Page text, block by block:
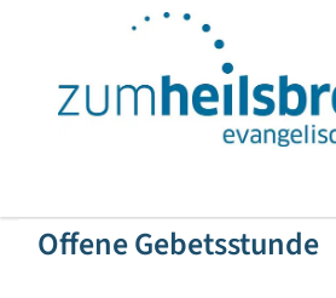
Offene Gebetsstunde